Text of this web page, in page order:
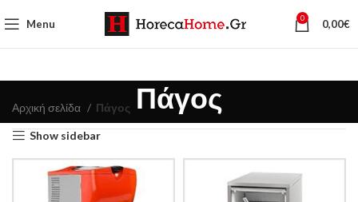
Menu 0 0,00€
Πάγος
Αρχική σελίδα Πάγος
Show sidebar